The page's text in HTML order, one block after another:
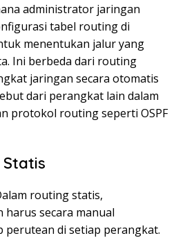
administrator jaringan
tabel routing di
menentukan jalur yang
Ini berbeda dari routing
jaringan secara otomatis
dari perangkat lain dalam
protokol routing seperti OSPF
routing statis,
secara manual
perutean di setiap perangkat.